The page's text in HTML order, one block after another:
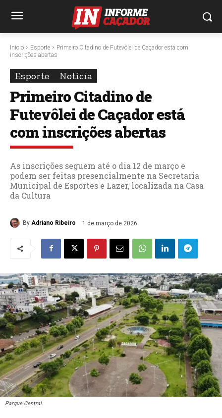
Início Esporte
Primeiro Citadino de Futevôlei de Caçador está com
inscrições abertas
Esporte Notícia
Primeiro Citadino de
Futevôlei de Caçador está
com inscrições abertas
As inscrições seguem até o dia 12 de março e
podem ser feitas presencialmente na Secretaria
Municipal de Esportes e Lazer, localizada na Casa
da Cultura
By Adriano Ribeiro 1 de março de 2026
Parque Central